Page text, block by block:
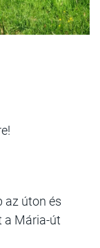
az úton és
a Mária-út